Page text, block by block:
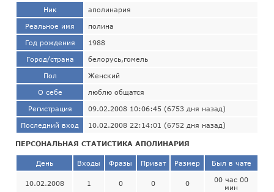
Ник аполинария
Реальное имя полина
Год рождения 1988
Город/страна белорусь,гомель
Пол Женский
О себе люблю общатся
Регистрация 09.02.2008 10:06:45 (6753 дня назад)
Последний вход 10.02.2008 22:14:01 (6752 дня назад)
ПЕРСОНАЛЬНАЯ СТАТИСТИКА АПОЛИНАРИЯ
День Входы Фразы Приват Размер Был в чате
10.02.2008 1 0 0 0
00 час 00
мин